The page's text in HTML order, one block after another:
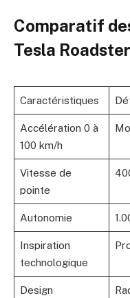
Comparatif
Tesla Roadster
Caractéristiques
Accélération 0 à
100 km/h
Vitesse de
pointe
Autonomie
Inspiration
technologique
Design